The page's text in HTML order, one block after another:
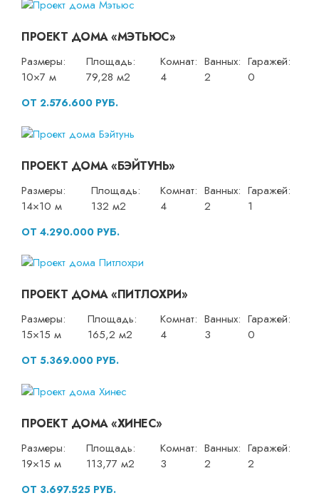
ПРОЕКТ ДОМА «МЭТЬЮС»
Размеры:
10×7 м
Площадь:
79,28 м2
Комнат:
4
Ванных:
2
Гаражей:
0
ОТ 2.576.600 РУБ.
ПРОЕКТ ДОМА «БЭЙТУНЬ»
Размеры:
14×10 м
Площадь:
132 м2
Комнат:
4
Ванных:
2
Гаражей:
1
ОТ 4.290.000 РУБ.
ПРОЕКТ ДОМА «ПИТЛОХРИ»
Размеры:
15×15 м
Площадь:
165,2 м2
Комнат:
4
Ванных:
3
Гаражей:
0
ОТ 5.369.000 РУБ.
ПРОЕКТ ДОМА «ХИНЕС»
Размеры:
19×15 м
Площадь:
113,77 м2
Комнат:
3
Ванных:
2
Гаражей:
2
ОТ 3.697.525 РУБ.